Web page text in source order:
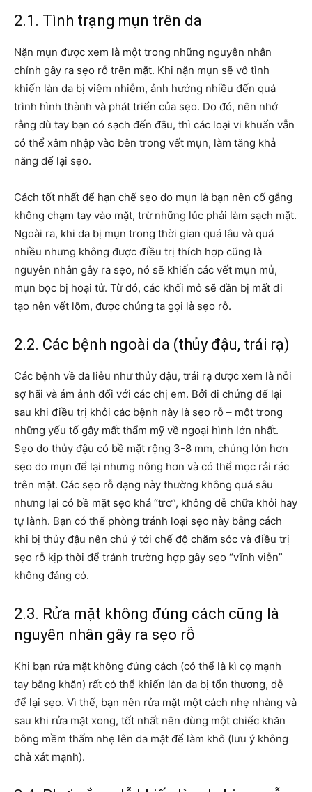
2.1. Tình trạng mụn trên da
Nặn mụn được xem là một trong những nguyên nhân
chính gây ra sẹo rỗ trên mặt. Khi nặn mụn sẽ vô tình
khiến làn da bị viêm nhiễm, ảnh hưởng nhiều đến quá
trình hình thành và phát triển của sẹo. Do đó, nên nhớ
rằng dù tay bạn có sạch đến đâu, thì các loại vi khuẩn vẫn
có thể xâm nhập vào bên trong vết mụn, làm tăng khả
năng để lại sẹo.
Cách tốt nhất để hạn chế sẹo do mụn là bạn nên cố gắng
không chạm tay vào mặt, trừ những lúc phải làm sạch mặt.
Ngoài ra, khi da bị mụn trong thời gian quá lâu và quá
nhiều nhưng không được điều trị thích hợp cũng là
nguyên nhân gây ra sẹo, nó sẽ khiến các vết mụn mủ,
mụn bọc bị hoại tử. Từ đó, các khối mô sẽ dần bị mất đi
tạo nên vết lõm, được chúng ta gọi là sẹo rỗ.
2.2. Các bệnh ngoài da (thủy đậu, trái rạ)
Các bệnh về da liễu như thủy đậu, trái rạ được xem là nỗi
sợ hãi và ám ảnh đối với các chị em. Bởi di chứng để lại
sau khi điều trị khỏi các bệnh này là sẹo rỗ – một trong
những yếu tố gây mất thẩm mỹ về ngoại hình lớn nhất.
Sẹo do thủy đậu có bề mặt rộng 3-8 mm, chúng lớn hơn
sẹo do mụn để lại nhưng nông hơn và có thể mọc rải rác
trên mặt. Các sẹo rỗ dạng này thường không quá sâu
nhưng lại có bề mặt sẹo khá “trơ”, không dễ chữa khỏi hay
tự lành. Bạn có thể phòng tránh loại sẹo này bằng cách
khi bị thủy đậu nên chú ý tới chế độ chăm sóc và điều trị
sẹo rỗ kịp thời để tránh trường hợp gây sẹo “vĩnh viễn”
không đáng có.
2.3. Rửa mặt không đúng cách cũng là
nguyên nhân gây ra sẹo rỗ
Khi bạn rửa mặt không đúng cách (có thể là kì cọ mạnh
tay bằng khăn) rất có thể khiến làn da bị tổn thương, dễ
để lại sẹo. Vì thế, bạn nên rửa mặt một cách nhẹ nhàng và
sau khi rửa mặt xong, tốt nhất nên dùng một chiếc khăn
bông mềm thấm nhẹ lên da mặt để làm khô (lưu ý không
chà xát mạnh).